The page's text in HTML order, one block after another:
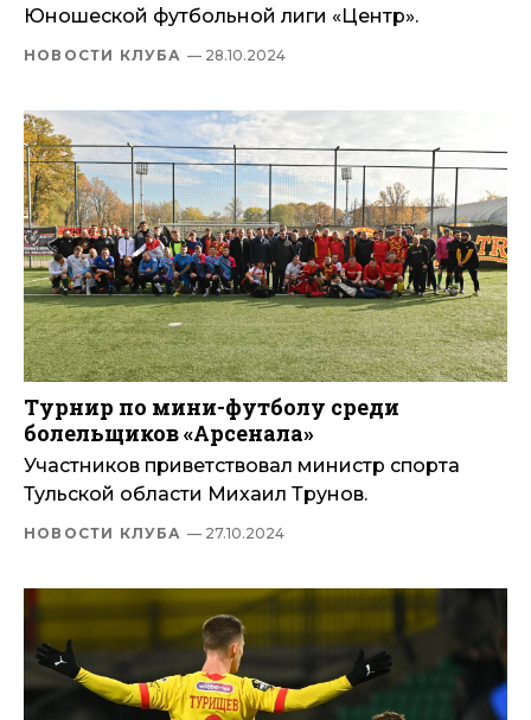
Юношеской футбольной лиги «Центр».
НОВОСТИ КЛУБА — 28.10.2024
Турнир по мини-футболу среди
болельщиков «Арсенала»
Участников приветствовал министр спорта
Тульской области Михаил Трунов.
НОВОСТИ КЛУБА — 27.10.2024